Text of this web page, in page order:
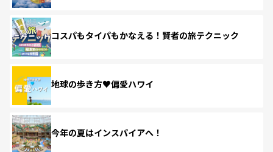
コスパもタイパもかなえる！賢者の旅テクニック
地球の歩き方♥偏愛ハワイ
今年の夏はインスパイアへ！